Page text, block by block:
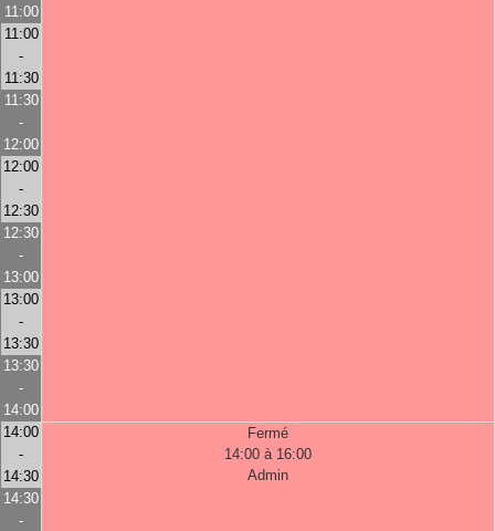
11:00
11:00
-
11:30
11:30
-
12:00
12:00
-
12:30
12:30
-
13:00
13:00
-
13:30
13:30
-
14:00
14:00
-
14:30
Fermé
14:00 à 16:00
Admin
14:30
-